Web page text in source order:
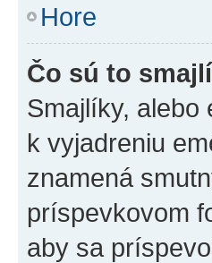
Hore
Čo sú to
Smajlíky, alebo
k vyjadreniu
znamená
príspevkovom
aby sa